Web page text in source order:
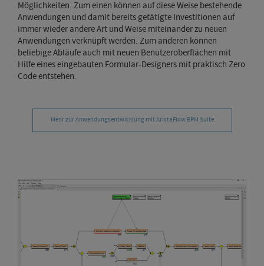
Möglichkeiten. Zum einen können auf diese Weise bestehende
Anwendungen und damit bereits getätigte Investitionen auf
immer wieder andere Art und Weise miteinander zu neuen
Anwendungen verknüpft werden. Zum anderen können
beliebige Abläufe auch mit neuen Benutzeroberflächen mit
Hilfe eines eingebauten Formular-Designers mit praktisch Zero
Code entstehen.
Menr zur Anwendungsentwicklung mit AristaFlow BPM Suite